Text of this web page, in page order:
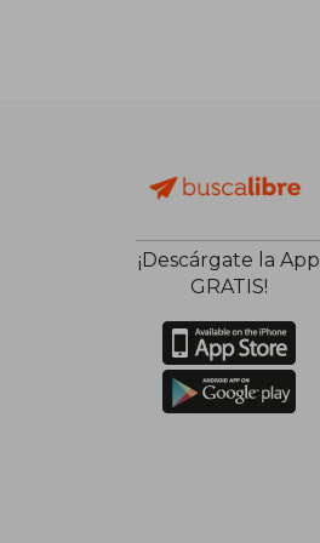
¡Descárgate la App
GRATIS!